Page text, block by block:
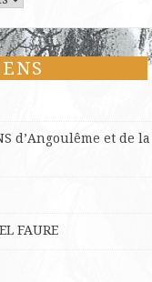
d’Angoulême et de la
FAURE